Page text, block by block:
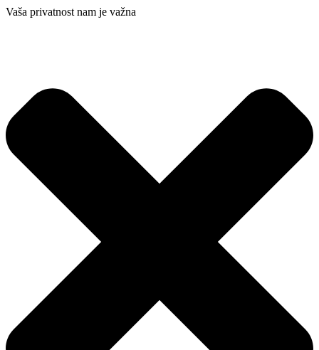
Vaša privatnost nam je važna